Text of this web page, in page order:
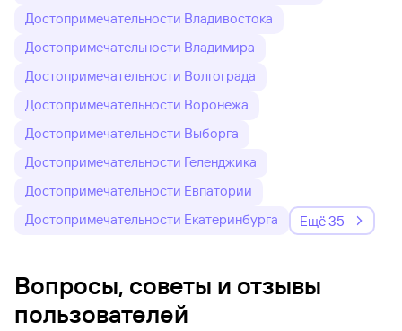
Достопримечательности Владивостока
Достопримечательности Владимира
Достопримечательности Волгограда
Достопримечательности Воронежа
Достопримечательности Выборга
Достопримечательности Геленджика
Достопримечательности Евпатории
Достопримечательности Екатеринбурга
Ещё 35
Вопросы, советы и отзывы
пользователей